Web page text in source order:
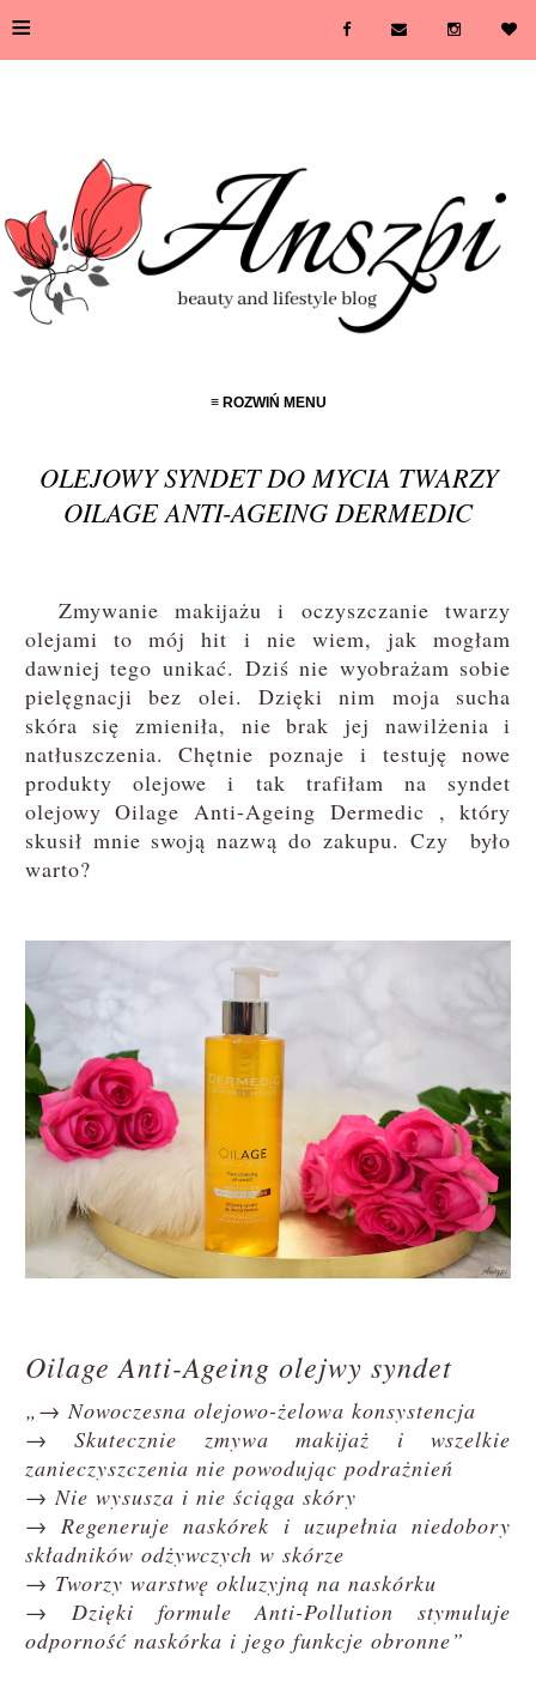
≡
≡ ROZWIŃ MENU
OLEJOWY SYNDET DO MYCIA TWARZY
OILAGE ANTI-AGEING DERMEDIC
Zmywanie makijażu i oczyszczanie twarzy
olejami to mój hit i nie wiem, jak mogłam
dawniej tego unikać. Dziś nie wyobrażam sobie
pielęgnacji bez olei. Dzięki nim moja sucha
skóra się zmieniła, nie brak jej nawilżenia i
natłuszczenia. Chętnie poznaje i testuję nowe
produkty olejowe i tak trafiłam na syndet
olejowy Oilage Anti-Ageing Dermedic , który
skusił mnie swoją nazwą do zakupu. Czy było
warto?
Oilage Anti-Ageing olejwy syndet
„→ Nowoczesna olejowo-żelowa konsystencja
→ Skutecznie zmywa makijaż i wszelkie
zanieczyszczenia nie powodując podrażnień
→ Nie wysusza i nie ściąga skóry
→ Regeneruje naskórek i uzupełnia niedobory
składników odżywczych w skórze
→ Tworzy warstwę okluzyjną na naskórku
→ Dzięki formule Anti-Pollution stymuluje
odporność naskórka i jego funkcje obronne”